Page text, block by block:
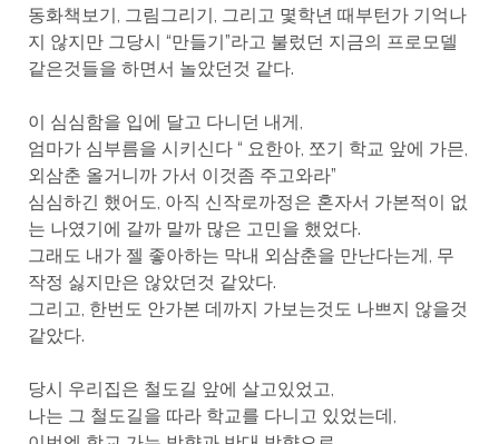
동화책보기, 그림그리기, 그리고 몇학년 때부턴가 기억나
지 않지만 그당시 “만들기”라고 불렀던 지금의 프로모델
같은것들을 하면서 놀았던것 같다.
이 심심함을 입에 달고 다니던 내게,
엄마가 심부름을 시키신다 “ 요한아, 쪼기 학교 앞에 가믄,
외삼춘 올거니까 가서 이것좀 주고와라”
심심하긴 했어도, 아직 신작로까정은 혼자서 가본적이 없
는 나였기에 갈까 말까 많은 고민을 했었다.
그래도 내가 젤 좋아하는 막내 외삼춘을 만난다는게, 무
작정 싫지만은 않았던것 같았다.
그리고, 한번도 안가본 데까지 가보는것도 나쁘지 않을것
같았다.
당시 우리집은 철도길 앞에 살고있었고,
나는 그 철도길을 따라 학교를 다니고 있었는데,